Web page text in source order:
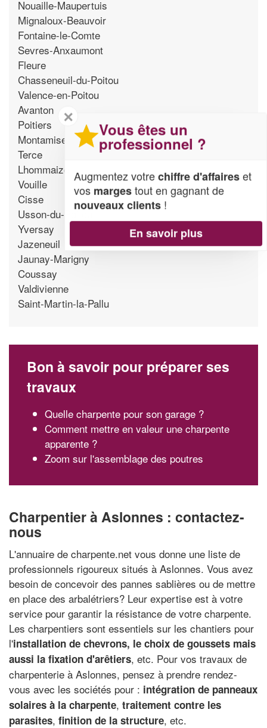
Nouaille-Maupertuis
Mignaloux-Beauvoir
Fontaine-le-Comte
Sevres-Anxaumont
Fleure
Chasseneuil-du-Poitou
Valence-en-Poitou
Avanton
Poitiers
Montamise
Terce
Lhommaize
Vouille
Cisse
Usson-du-Poitou
Yversay
Jazeneuil
Jaunay-Marigny
Coussay
Valdivienne
Saint-Martin-la-Pallu
Bon à savoir pour préparer ses
travaux
Quelle charpente pour son garage ?
Comment mettre en valeur une charpente
apparente ?
Zoom sur l'assemblage des poutres
Charpentier à Aslonnes : contactez-
nous
L'annuaire de charpente.net vous donne une liste de
professionnels rigoureux situés à Aslonnes. Vous avez
besoin de concevoir des pannes sablières ou de mettre
en place des arbalétriers? Leur expertise est à votre
service pour garantir la résistance de votre charpente.
Les charpentiers sont essentiels sur les chantiers pour
l'installation de chevrons, le choix de goussets mais
aussi la fixation d'arêtiers, etc. Pour vos travaux de
charpenterie à Aslonnes, pensez à prendre rendez-
vous avec les sociétés pour : intégration de panneaux
solaires à la charpente, traitement contre les
parasites, finition de la structure, etc.
✕
Vous êtes un
professionnel ?
Augmentez votrechiffre d'affaireset
vos margestout en gagnant de
nouveaux clients !
En savoir plus